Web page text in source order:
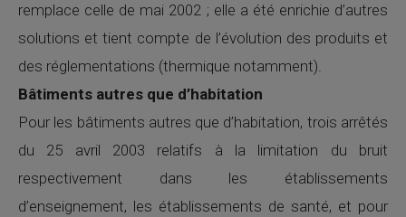
remplace celle de mai 2002 ; elle a été enrichie d’autres
solutions et tient compte de l’évolution des produits et
des réglementations (thermique notamment).
Bâtiments autres que d’habitation
Pour les bâtiments autres que d’habitation, trois arrêtés
du 25 avril 2003 relatifs à la limitation du bruit
respectivement dans les établissements
d’enseignement, les établissements de santé, et pour